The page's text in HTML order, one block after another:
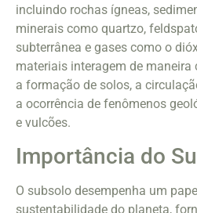
incluindo rochas ígneas,
minerais como quartzo,
subterrânea e gases como o
materiais interagem de
a formação de solos, a
a ocorrência de fenômenos
e vulcões.
Importância do
O subsolo desempenha um
sustentabilidade do planeta,